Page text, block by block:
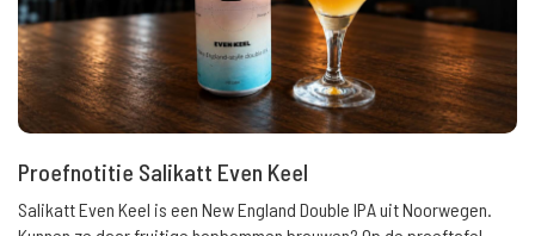
Proefnotitie Salikatt Even Keel
Salikatt Even Keel is een New England Double IPA uit Noorwegen.